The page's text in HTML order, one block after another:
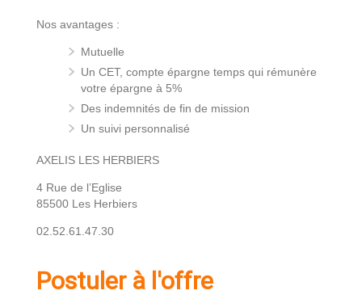
Nos avantages :
Mutuelle
Un CET, compte épargne temps qui rémunère
votre épargne à 5%
Des indemnités de fin de mission
Un suivi personnalisé
AXELIS LES HERBIERS
4 Rue de l’Eglise
85500 Les Herbiers
02.52.61.47.30
Postuler à l'offre